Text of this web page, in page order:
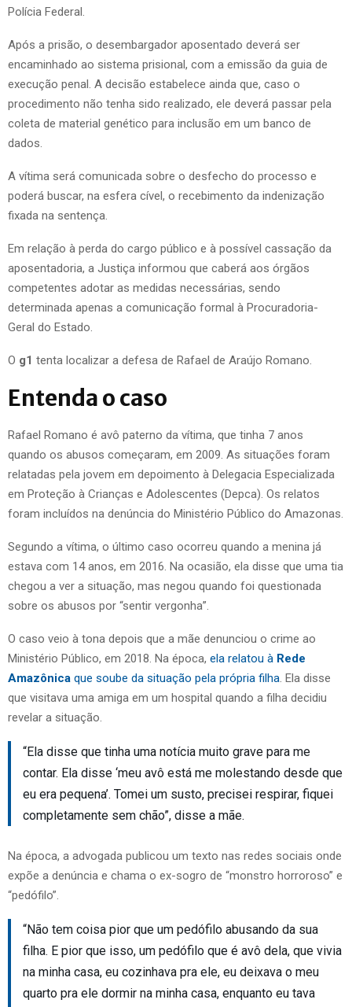
Polícia Federal.
Após a prisão, o desembargador aposentado deverá ser
encaminhado ao sistema prisional, com a emissão da guia de
execução penal. A decisão estabelece ainda que, caso o
procedimento não tenha sido realizado, ele deverá passar pela
coleta de material genético para inclusão em um banco de
dados.
A vítima será comunicada sobre o desfecho do processo e
poderá buscar, na esfera cível, o recebimento da indenização
fixada na sentença.
Em relação à perda do cargo público e à possível cassação da
aposentadoria, a Justiça informou que caberá aos órgãos
competentes adotar as medidas necessárias, sendo
determinada apenas a comunicação formal à Procuradoria-
Geral do Estado.
O g1 tenta localizar a defesa de Rafael de Araújo Romano.
Entenda o caso
Rafael Romano é avô paterno da vítima, que tinha 7 anos
quando os abusos começaram, em 2009. As situações foram
relatadas pela jovem em depoimento à Delegacia Especializada
em Proteção à Crianças e Adolescentes (Depca). Os relatos
foram incluídos na denúncia do Ministério Público do Amazonas.
Segundo a vítima, o último caso ocorreu quando a menina já
estava com 14 anos, em 2016. Na ocasião, ela disse que uma tia
chegou a ver a situação, mas negou quando foi questionada
sobre os abusos por “sentir vergonha”.
O caso veio à tona depois que a mãe denunciou o crime ao
Ministério Público, em 2018. Na época, ela relatou à Rede
Amazônica que soube da situação pela própria filha. Ela disse
que visitava uma amiga em um hospital quando a filha decidiu
revelar a situação.
“Ela disse que tinha uma notícia muito grave para me
contar. Ela disse ‘meu avô está me molestando desde que
eu era pequena’. Tomei um susto, precisei respirar, fiquei
completamente sem chão”, disse a mãe.
Na época, a advogada publicou um texto nas redes sociais onde
expõe a denúncia e chama o ex-sogro de “monstro horroroso” e
“pedófilo”.
“Não tem coisa pior que um pedófilo abusando da sua
filha. E pior que isso, um pedófilo que é avô dela, que vivia
na minha casa, eu cozinhava pra ele, eu deixava o meu
quarto pra ele dormir na minha casa, enquanto eu tava